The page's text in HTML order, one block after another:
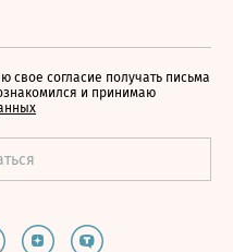
свое согласие получать письма
и принимаю